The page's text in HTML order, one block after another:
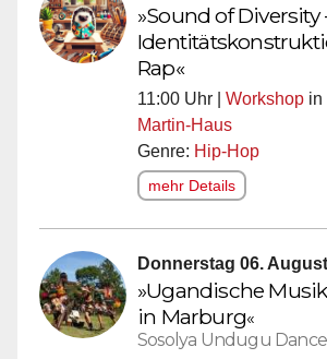
»Sound of Diversity
Rap«
11:00 Uhr | Workshop in
Martin-Haus
Genre: Hip-Hop
mehr Details
Donnerstag 06.
»Ugandische
in Marburg«
Sosolya Undugu